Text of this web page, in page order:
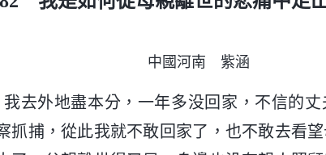
中國河南 紫涵
我去外地盡本分，一年多没回家，不信的
抓捕，從此我就不敢回家了，也不敢去看